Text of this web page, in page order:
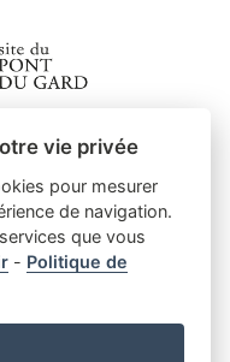
vie privée
pour mesurer
de navigation.
que vous
- Politique de